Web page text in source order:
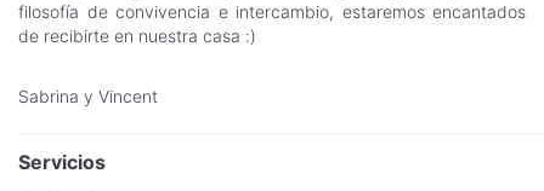
filosofía de convivencia e intercambio, estaremos encantados
de recibirte en nuestra casa :)
Sabrina y Vincent
Servicios